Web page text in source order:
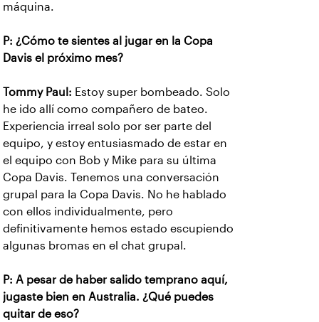
máquina.
P: ¿Cómo te sientes al jugar en la Copa
Davis el próximo mes?
Tommy Paul: Estoy super bombeado. Solo
he ido allí como compañero de bateo.
Experiencia irreal solo por ser parte del
equipo, y estoy entusiasmado de estar en
el equipo con Bob y Mike para su última
Copa Davis. Tenemos una conversación
grupal para la Copa Davis. No he hablado
con ellos individualmente, pero
definitivamente hemos estado escupiendo
algunas bromas en el chat grupal.
P: A pesar de haber salido temprano aquí,
jugaste bien en Australia. ¿Qué puedes
quitar de eso?